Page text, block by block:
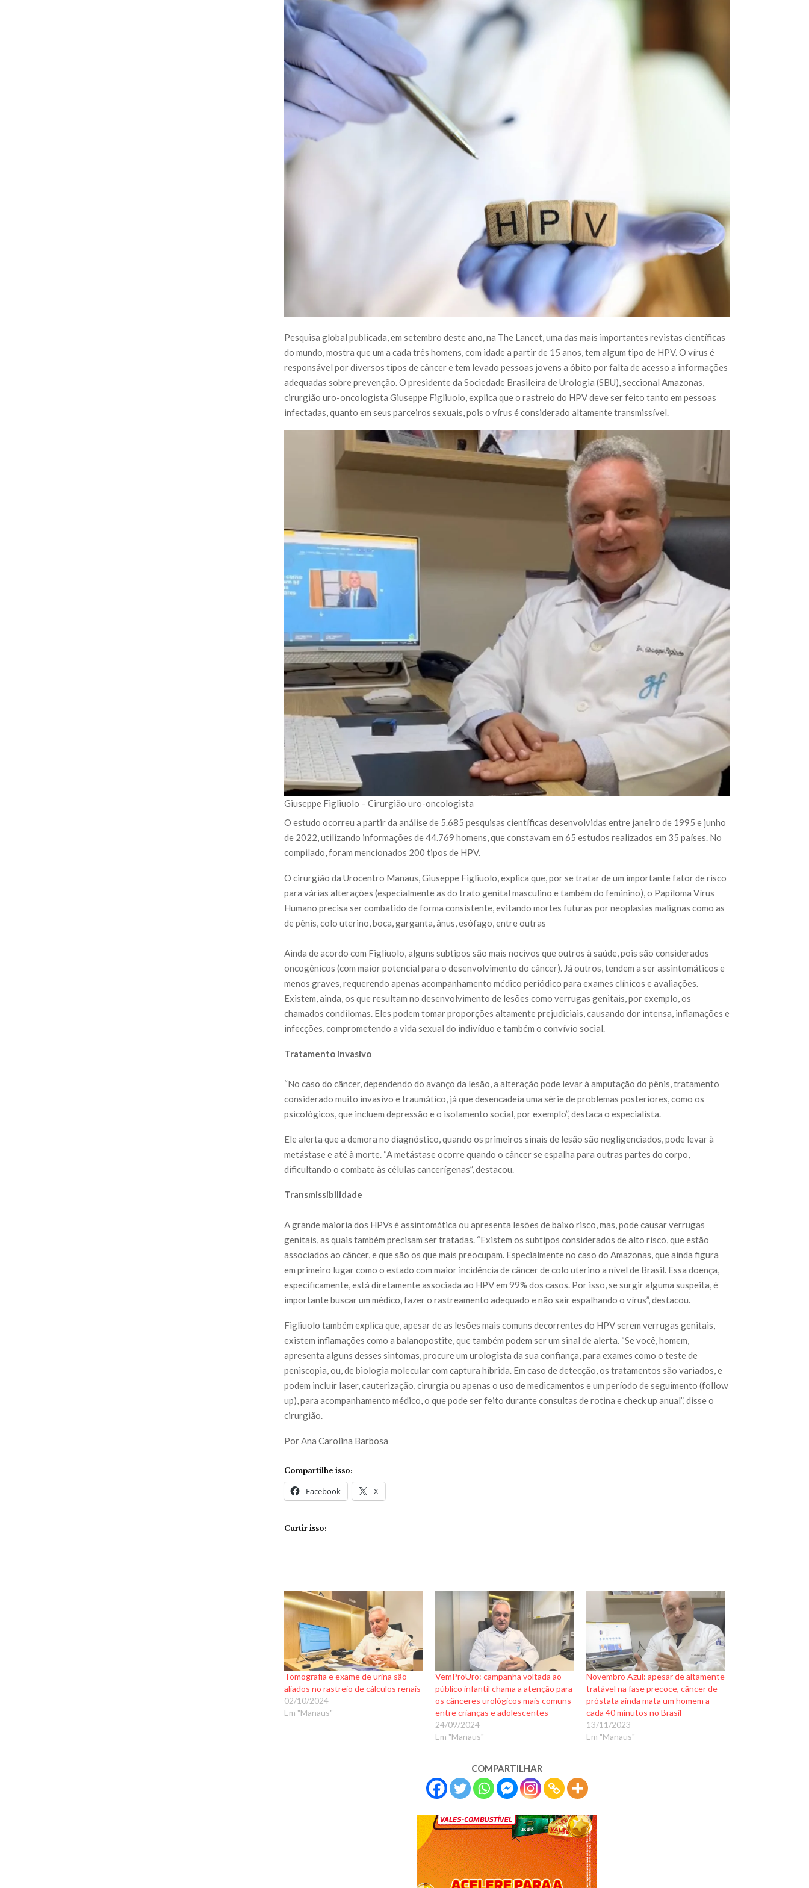
Pesquisa global publicada, em setembro deste ano, na The Lancet, uma das mais importantes revistas científicas
do mundo, mostra que um a cada três homens, com idade a partir de 15 anos, tem algum tipo de HPV. O vírus é
responsável por diversos tipos de câncer e tem levado pessoas jovens a óbito por falta de acesso a informações
adequadas sobre prevenção. O presidente da Sociedade Brasileira de Urologia (SBU), seccional Amazonas,
cirurgião uro-oncologista Giuseppe Figliuolo, explica que o rastreio do HPV deve ser feito tanto em pessoas
infectadas, quanto em seus parceiros sexuais, pois o vírus é considerado altamente transmissível.
Giuseppe Figliuolo – Cirurgião uro-oncologista
O estudo ocorreu a partir da análise de 5.685 pesquisas científicas desenvolvidas entre janeiro de 1995 e junho
de 2022, utilizando informações de 44.769 homens, que constavam em 65 estudos realizados em 35 países. No
compilado, foram mencionados 200 tipos de HPV.
O cirurgião da Urocentro Manaus, Giuseppe Figliuolo, explica que, por se tratar de um importante fator de risco
para várias alterações (especialmente as do trato genital masculino e também do feminino), o Papiloma Vírus
Humano precisa ser combatido de forma consistente, evitando mortes futuras por neoplasias malignas como as
de pênis, colo uterino, boca, garganta, ânus, esôfago, entre outras
Ainda de acordo com Figliuolo, alguns subtipos são mais nocivos que outros à saúde, pois são considerados
oncogênicos (com maior potencial para o desenvolvimento do câncer). Já outros, tendem a ser assintomáticos e
menos graves, requerendo apenas acompanhamento médico periódico para exames clínicos e avaliações.
Existem, ainda, os que resultam no desenvolvimento de lesões como verrugas genitais, por exemplo, os
chamados condilomas. Eles podem tomar proporções altamente prejudiciais, causando dor intensa, inflamações e
infecções, comprometendo a vida sexual do indivíduo e também o convívio social.
Tratamento invasivo
“No caso do câncer, dependendo do avanço da lesão, a alteração pode levar à amputação do pênis, tratamento
considerado muito invasivo e traumático, já que desencadeia uma série de problemas posteriores, como os
psicológicos, que incluem depressão e o isolamento social, por exemplo”, destaca o especialista.
Ele alerta que a demora no diagnóstico, quando os primeiros sinais de lesão são negligenciados, pode levar à
metástase e até à morte. “A metástase ocorre quando o câncer se espalha para outras partes do corpo,
dificultando o combate às células cancerígenas”, destacou.
Transmissibilidade
A grande maioria dos HPVs é assintomática ou apresenta lesões de baixo risco, mas, pode causar verrugas
genitais, as quais também precisam ser tratadas. “Existem os subtipos considerados de alto risco, que estão
associados ao câncer, e que são os que mais preocupam. Especialmente no caso do Amazonas, que ainda figura
em primeiro lugar como o estado com maior incidência de câncer de colo uterino a nível de Brasil. Essa doença,
especificamente, está diretamente associada ao HPV em 99% dos casos. Por isso, se surgir alguma suspeita, é
importante buscar um médico, fazer o rastreamento adequado e não sair espalhando o vírus”, destacou.
Figliuolo também explica que, apesar de as lesões mais comuns decorrentes do HPV serem verrugas genitais,
existem inflamações como a balanopostite, que também podem ser um sinal de alerta. “Se você, homem,
apresenta alguns desses sintomas, procure um urologista da sua confiança, para exames como o teste de
peniscopia, ou, de biologia molecular com captura híbrida. Em caso de detecção, os tratamentos são variados, e
podem incluir laser, cauterização, cirurgia ou apenas o uso de medicamentos e um período de seguimento (follow
up), para acompanhamento médico, o que pode ser feito durante consultas de rotina e check up anual”, disse o
cirurgião.
Por Ana Carolina Barbosa
Compartilhe isso:
Facebook X
Curtir isso:
Tomografia e exame de urina são
aliados no rastreio de cálculos renais
02/10/2024
Em "Manaus"
VemProUro: campanha voltada ao
público infantil chama a atenção para
os cânceres urológicos mais comuns
entre crianças e adolescentes
24/09/2024
Em "Manaus"
Novembro Azul: apesar de altamente
tratável na fase precoce, câncer de
próstata ainda mata um homem a
cada 40 minutos no Brasil
13/11/2023
Em "Manaus"
COMPARTILHAR